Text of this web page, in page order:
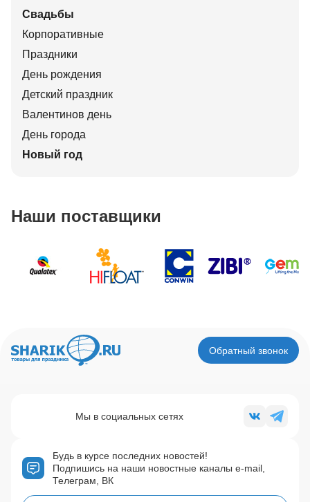
Свадьбы
Корпоративные
Праздники
День рождения
Детский праздник
Валентинов день
День города
Новый год
Наши поставщики
Обратный звонок
Будь в курсе последних новостей!
Подпишись на наши новостные каналы e-mail,
Телеграм, ВК
Мы в социальных сетях